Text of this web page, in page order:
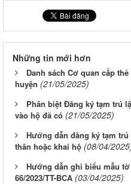
Những tin mới hơn
Danh sách Cơ quan cấp
huyện (21/05/2025)
Phân biệt Đăng ký tạm trú
vào hộ đã có (21/05/2025)
Hướng dẫn đăng ký tạm
thân hoặc khai hộ (08/04/
Hướng dẫn ghi biểu mẫu
66/2023/TT-BCA (03/04/2025)